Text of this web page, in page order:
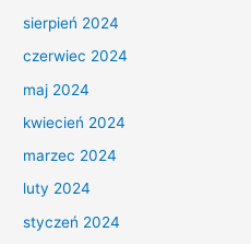
sierpień 2024
czerwiec 2024
maj 2024
kwiecień 2024
marzec 2024
luty 2024
styczeń 2024